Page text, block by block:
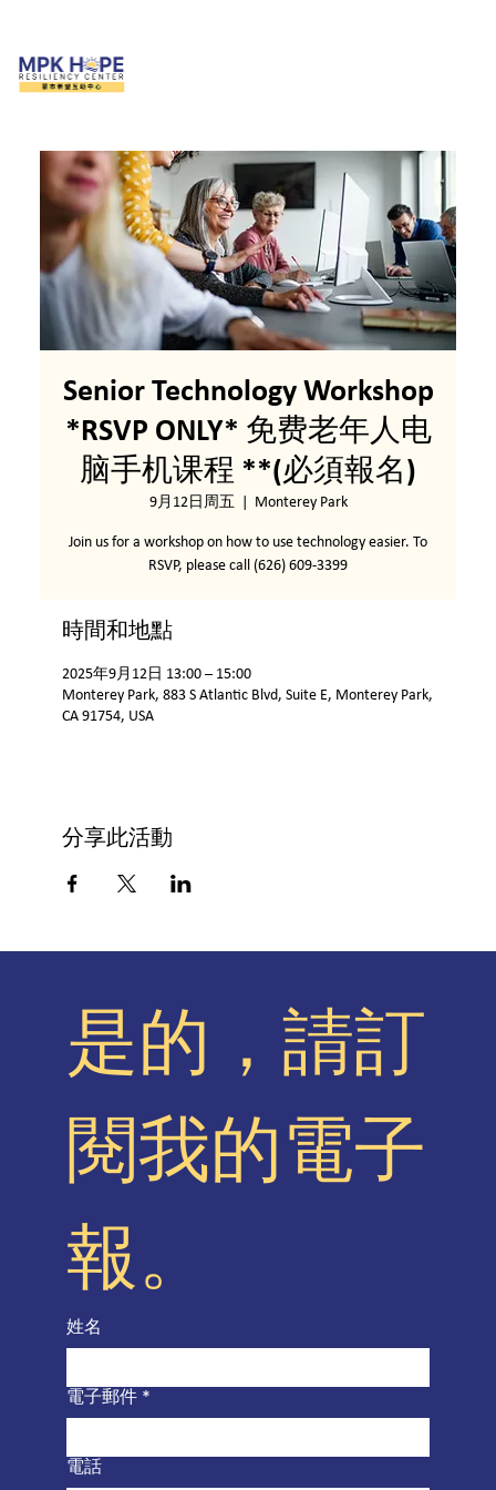
Senior Technology Workshop
*RSVP ONLY* 免费老年人电
脑手机课程 **(必須報名)
9月12日周五
  |
Monterey Park
Join us for a workshop on how to use technology easier. To
RSVP, please call (626) 609-3399
時間和地點
2025年9月12日 13:00 – 15:00
Monterey Park, 883 S Atlantic Blvd, Suite E, Monterey Park,
CA 91754, USA
分享此活動
是的，請訂
閱我的電子
報。
姓名
電子郵件 *
電話